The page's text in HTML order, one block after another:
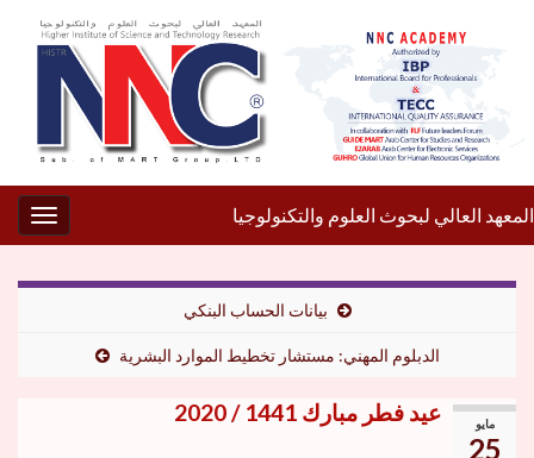
المعهد العالي لبحوث العلوم والتكنولوجيا
بيانات الحساب البنكي
الدبلوم المهني: مستشار تخطيط الموارد البشرية
مايو
25
عيد فطر مبارك 1441 / 2020